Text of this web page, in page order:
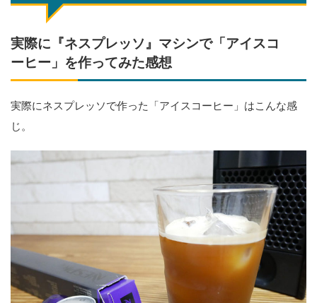
実際に『ネスプレッソ』マシンで「アイスコ
ーヒー」を作ってみた感想
実際にネスプレッソで作った「アイスコーヒー」はこんな感
じ。